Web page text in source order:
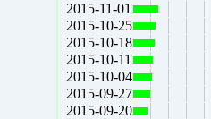
2015-11-01
2015-10-25
2015-10-18
2015-10-11
2015-10-04
2015-09-27
2015-09-20